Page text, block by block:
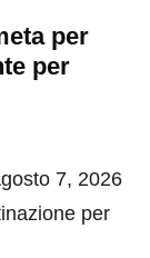
per
per
7, 2026
per